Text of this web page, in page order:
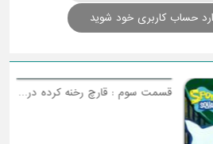
حساب کاربری خود شوید